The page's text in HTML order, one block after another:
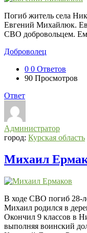
Погиб житель села
Евгений Михайлюк.
СВО добровольцем.
Доброволец
0 0 Ответов
90 Просмотров
Ответ
Администратор
город: Курская область
Михаил
В ходе СВО погиб 28-
Михаил родился в
Окончил 9 классов в
выполняя воинский